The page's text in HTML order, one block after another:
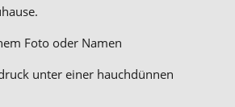
Foto oder Namen
unter einer hauchdünnen